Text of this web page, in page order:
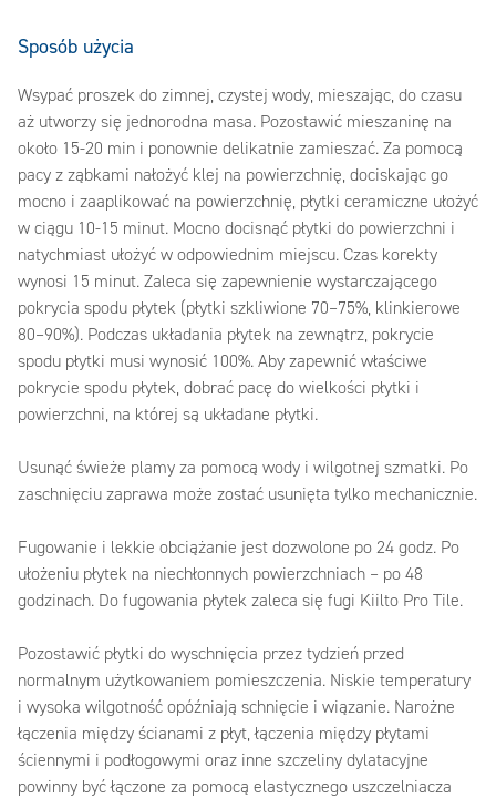
Sposób użycia
Wsypać proszek do zimnej, czystej wody, mieszając, do czasu
aż utworzy się jednorodna masa. Pozostawić mieszaninę na
około 15-20 min i ponownie delikatnie zamieszać. Za pomocą
pacy z ząbkami nałożyć klej na powierzchnię, dociskając go
mocno i zaaplikować na powierzchnię, płytki ceramiczne ułożyć
w ciągu 10-15 minut. Mocno docisnąć płytki do powierzchni i
natychmiast ułożyć w odpowiednim miejscu. Czas korekty
wynosi 15 minut. Zaleca się zapewnienie wystarczającego
pokrycia spodu płytek (płytki szkliwione 70–75%, klinkierowe
80–90%). Podczas układania płytek na zewnątrz, pokrycie
spodu płytki musi wynosić 100%. Aby zapewnić właściwe
pokrycie spodu płytek, dobrać pacę do wielkości płytki i
powierzchni, na której są układane płytki.
Usunąć świeże plamy za pomocą wody i wilgotnej szmatki. Po
zaschnięciu zaprawa może zostać usunięta tylko mechanicznie.
Fugowanie i lekkie obciążanie jest dozwolone po 24 godz. Po
ułożeniu płytek na niechłonnych powierzchniach – po 48
godzinach. Do fugowania płytek zaleca się fugi Kiilto Pro Tile.
Pozostawić płytki do wyschnięcia przez tydzień przed
normalnym użytkowaniem pomieszczenia. Niskie temperatury
i wysoka wilgotność opóźniają schnięcie i wiązanie. Narożne
łączenia między ścianami z płyt, łączenia między płytami
ściennymi i podłogowymi oraz inne szczeliny dylatacyjne
powinny być łączone za pomocą elastycznego uszczelniacza